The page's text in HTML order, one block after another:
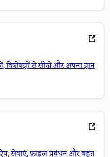
विशेषज्ञों से सीखें और अपना ज्ञान
सेवाएं, फ़ाइल प्रबंधन और बहुत